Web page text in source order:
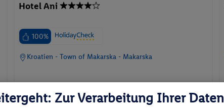
Hotel Ani
100%
Kroatien - Town of Makarska - Makarska
Zur Verarbeitung Ihrer Daten